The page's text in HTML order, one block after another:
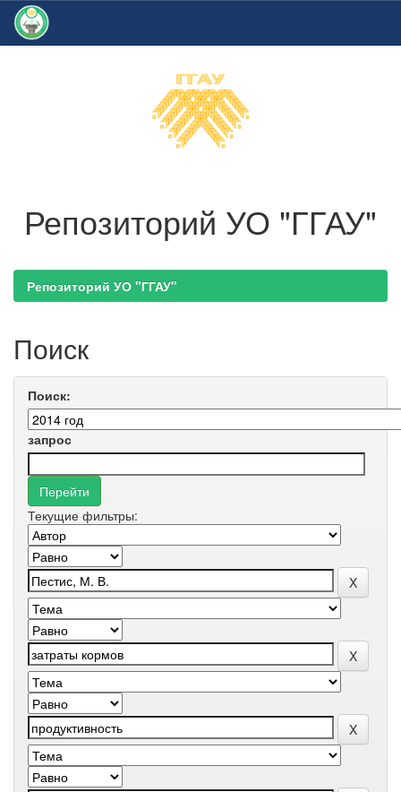
Репозиторий УО "ГГАУ"
Репозиторий УО "ГГАУ"
Поиск
Поиск:
запрос
Текущие фильтры: